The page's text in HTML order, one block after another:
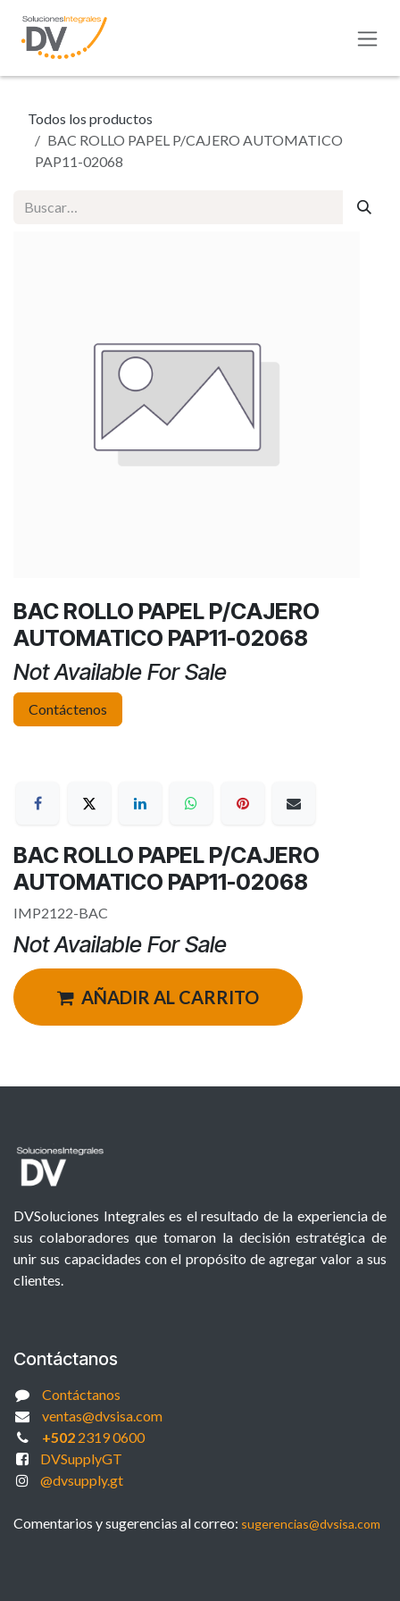
Todos los productos
BAC ROLLO PAPEL P/CAJERO AUTOMATICO
PAP11-02068
BAC ROLLO PAPEL P/CAJERO
AUTOMATICO PAP11-02068
Not Available For Sale
Contáctenos
BAC ROLLO PAPEL P/CAJERO
AUTOMATICO PAP11-02068
IMP2122-BAC
Not Available For Sale
AÑADIR AL CARRITO
DVSoluciones Integrales es el resultado de la experiencia de
sus colaboradores que tomaron la decisión estratégica de
unir sus capacidades con el propósito de agregar valor a sus
clientes.
Contáctanos
Contáctanos
ventas@dvsisa.com
+5022319 0600
DVSupplyGT
@dvsupply.gt
Comentarios y sugerencias al correo: sugerencias@dvsisa.com